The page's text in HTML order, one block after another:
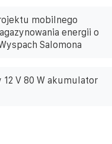
mobilnego
energii o
Salomona
12 V 80 W akumulator